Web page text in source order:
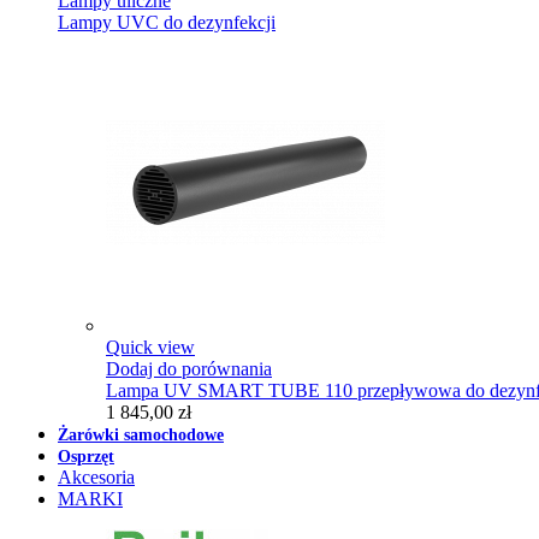
Lampy UVC do dezynfekcji
Quick view
Dodaj do porównania
Lampa UV SMART TUBE 110 przepływowa do
1 845,00 zł
Żarówki samochodowe
Osprzęt
Akcesoria
MARKI